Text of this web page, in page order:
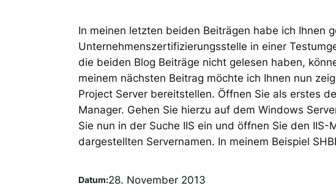
In meinen letzten beiden Beiträgen habe ich Ihnen
Unternehmenszertifizierungsstelle in einer
die beiden Blog Beiträge nicht gelesen haben,
meinem nächsten Beitrag möchte ich Ihnen nun
Project Server bereitstellen. Öffnen Sie als erstes
Manager. Gehen Sie hierzu auf dem Windows
Sie nun in der Suche IIS ein und öffnen Sie den IIS-
dargestellten Servernamen. In meinem Beispiel
Datum:28. November 2013